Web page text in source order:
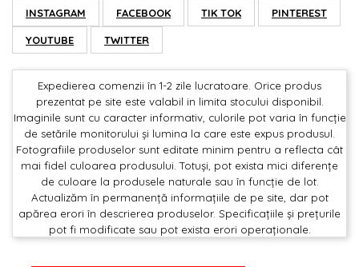
INSTAGRAM FACEBOOK TIK TOK PINTEREST
YOUTUBE TWITTER
Expedierea comenzii în 1-2 zile lucratoare. Orice produs
prezentat pe site este valabil in limita stocului disponibil.
Imaginile sunt cu caracter informativ, culorile pot varia în funcție
de setările monitorului și lumina la care este expus produsul.
Fotografiile produselor sunt editate minim pentru a reflecta cât
mai fidel culoarea produsului. Totuși, pot exista mici diferențe
de culoare la produsele naturale sau în funcție de lot.
Actualizăm în permanență informațiile de pe site, dar pot
apărea erori în descrierea produselor. Specificațiile și prețurile
pot fi modificate sau pot exista erori operaționale.